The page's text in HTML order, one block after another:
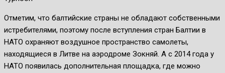
Отметим, что балтийские страны не обладают собственными
истребителями, поэтому после вступления стран Балтии в
НАТО охраняют воздушное пространство самолеты,
находящиеся в Литве на аэродроме Зокняй. А с 2014 года у
НАТО появилась дополнительная площадка, где можно